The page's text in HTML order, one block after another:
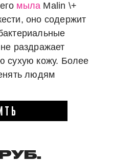
мыла Malin \+
оно содержит
раздражает
сухую кожу. Более
людям